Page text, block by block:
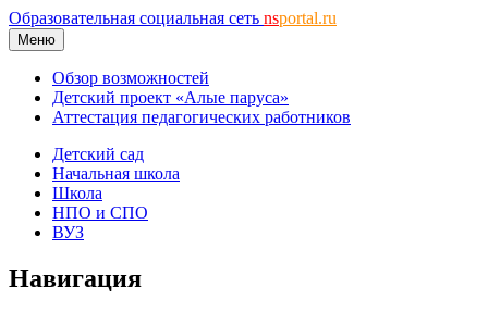
Образовательная социальная сеть nsportal.ru
Меню
Обзор возможностей
Детский проект «Алые паруса»
Аттестация педагогических работников
Детский сад
Начальная школа
Школа
НПО и СПО
ВУЗ
Навигация